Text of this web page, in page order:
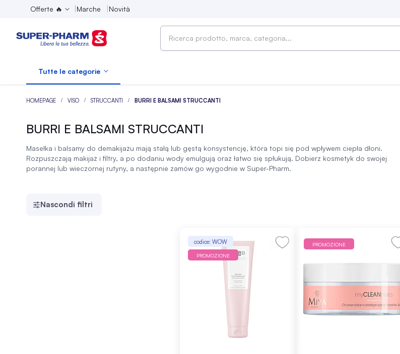
Offerte 🔥 Marche Novità
Tutte le categorie
HOMEPAGE VISO STRUCCANTI BURRI E BALSAMI STRUCCANTI
BURRI E BALSAMI STRUCCANTI
Masełka i balsamy do demakijażu mają stałą lub gęstą konsystencję, która topi się pod wpływem ciepła dłoni.
Rozpuszczają makijaż i filtry, a po dodaniu wody emulgują oraz łatwo się spłukują. Dobierz kosmetyk do swojej
porannej lub wieczornej rutyny, a następnie zamów go wygodnie w Super-Pharm.
Nascondi filtri
codice: WOW
PROMOZIONE
PROMOZIONE